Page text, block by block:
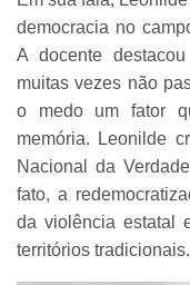
democracia no
A docente
muitas vezes não
o medo um fator
memória. Leonilde
Nacional da
fato, a
da violência estatal
territórios tradicionais.